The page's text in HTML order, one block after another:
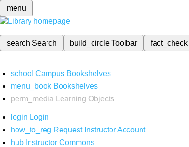
menu
search Search build_circleToolbar fact_check
school Campus Bookshelves
menu_book Bookshelves
perm_media
Learning Objects
login Login
how_to_reg Request Instructor Account
hub Instructor Commons